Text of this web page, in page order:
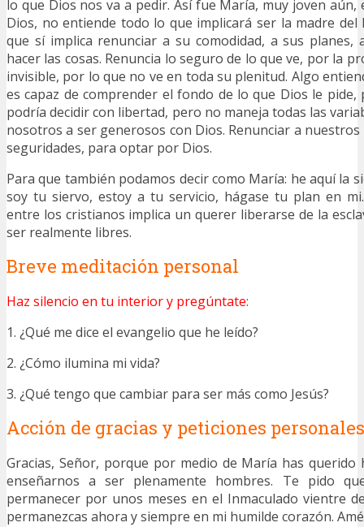
lo que Dios nos va a pedir. Así fue María, muy joven aún,
Dios, no entiende todo lo que implicará ser la madre del
que sí implica renunciar a su comodidad, a sus planes,
hacer las cosas. Renuncia lo seguro de lo que ve, por la
invisible, por lo que no ve en toda su plenitud. Algo
es capaz de comprender el fondo de lo que Dios le
podría decidir con libertad, pero no maneja todas las
nosotros a ser generosos con Dios. Renunciar a nuestros
seguridades, para optar por Dios.
Para que también podamos decir como María: he aquí la
soy tu siervo, estoy a tu servicio, hágase tu plan en
entre los cristianos implica un querer liberarse de la
ser realmente libres.
Breve meditación personal
Haz silencio en tu interior y pregúntate:
1. ¿Qué me dice el evangelio que he leído?
2. ¿Cómo ilumina mi vida?
3. ¿Qué tengo que cambiar para ser más como Jesús?
Acción de gracias y peticiones personales
Gracias, Señor, porque por medio de María has
enseñarnos a ser plenamente hombres. Te pido
permanecer por unos meses en el Inmaculado vientre
permanezcas ahora y siempre en mi humilde corazón.